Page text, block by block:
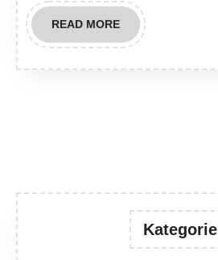
READ MOREREAD
MORE
Kategorie